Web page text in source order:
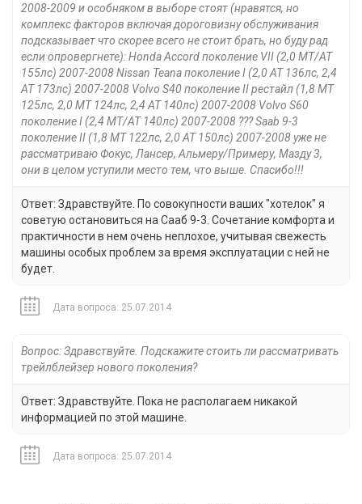
2008-2009 и особняком в выборе стоят (нравятся, но
комплекс факторов включая дороговизну обслуживания
подсказывает что скорее всего не стоит брать, но буду рад
если опровергнете): Honda Accord поколение VII (2,0 МТ/АТ
155лс) 2007-2008 Nissan Teana поколение I (2,0 АТ 136лс, 2,4
АТ 173лс) 2007-2008 Volvo S40 поколение II рестайл (1,8 МТ
125лс, 2,0 МТ 124лс, 2,4 АТ 140лс) 2007-2008 Volvo S60
поколение I (2,4 МТ/АТ 140лс) 2007-2008 ??? Saab 9-3
поколение II (1,8 МТ 122лс, 2,0 АТ 150лс) 2007-2008 уже не
рассматриваю Фокус, Лансер, Альмеру/Примеру, Мазду 3,
они в целом уступили место тем, что выше. Спасибо!!!
Ответ: Здравствуйте. По совокупности ваших "хотелок" я
советую остановиться на Сааб 9-3. Сочетание комфорта и
практичности в нем очень неплохое, учитывая свежесть
машины особых проблем за время эксплуатации с ней не
будет.
Дата вопроса: 25.07.2014
Вопрос: Здравствуйте. Подскажите стоить ли рассматривать
трейлблейзер нового поколения?
Ответ: Здравствуйте. Пока не располагаем никакой
информацией по этой машине.
Дата вопроса: 25.07.2014